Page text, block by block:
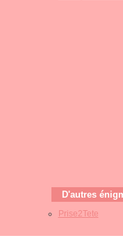
D'autres
Prise2Tete